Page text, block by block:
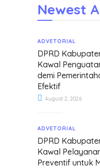
Newest
ADVETORIAL
DPRD
Kawal
demi
Efektif
August 2, 2026
ADVETORIAL
DPRD
Kawal
Preventif untuk